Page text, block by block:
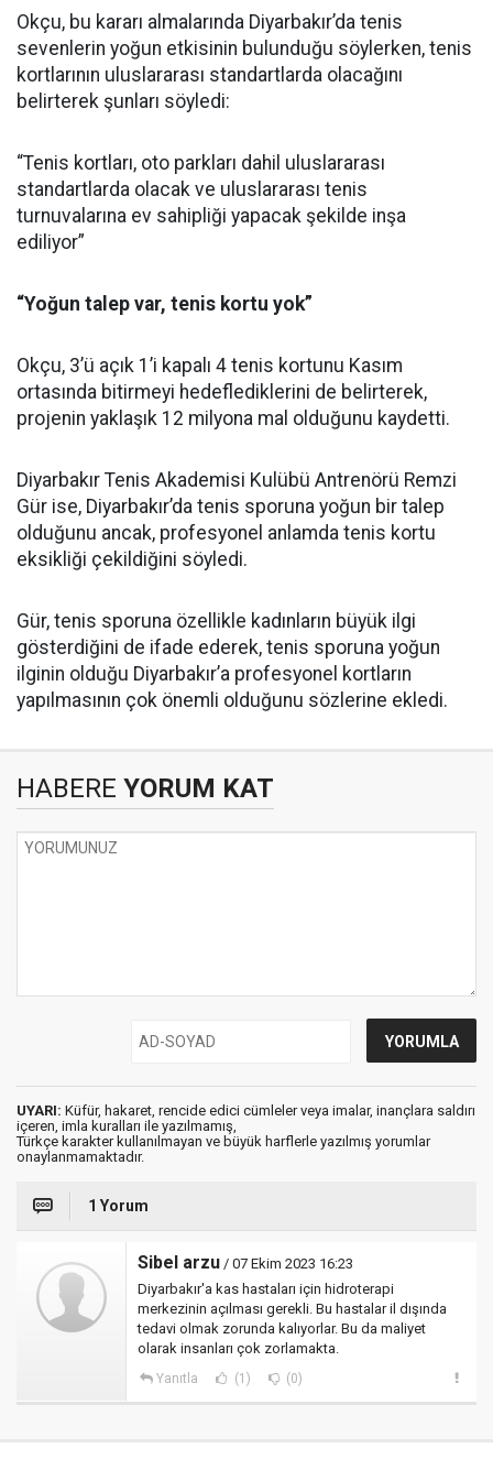
Okçu, bu kararı almalarında Diyarbakır’da tenis
sevenlerin yoğun etkisinin bulunduğu söylerken, tenis
kortlarının uluslararası standartlarda olacağını
belirterek şunları söyledi:
“Tenis kortları, oto parkları dahil uluslararası
standartlarda olacak ve uluslararası tenis
turnuvalarına ev sahipliği yapacak şekilde inşa
ediliyor”
“Yoğun talep var, tenis kortu yok”
Okçu, 3’ü açık 1’i kapalı 4 tenis kortunu Kasım
ortasında bitirmeyi hedeflediklerini de belirterek,
projenin yaklaşık 12 milyona mal olduğunu kaydetti.
Diyarbakır Tenis Akademisi Kulübü Antrenörü Remzi
Gür ise, Diyarbakır’da tenis sporuna yoğun bir talep
olduğunu ancak, profesyonel anlamda tenis kortu
eksikliği çekildiğini söyledi.
Gür, tenis sporuna özellikle kadınların büyük ilgi
gösterdiğini de ifade ederek, tenis sporuna yoğun
ilginin olduğu Diyarbakır’a profesyonel kortların
yapılmasının çok önemli olduğunu sözlerine ekledi.
HABERE YORUM KAT
UYARI: Küfür, hakaret, rencide edici cümleler veya imalar, inançlara saldırı
içeren, imla kuralları ile yazılmamış,
Türkçe karakter kullanılmayan ve büyük harflerle yazılmış yorumlar
onaylanmamaktadır.
1 Yorum
Sibel arzu / 07 Ekim 2023 16:23
Diyarbakır'a kas hastaları için hidroterapi
merkezinin açılması gerekli. Bu hastalar il dışında
tedavi olmak zorunda kalıyorlar. Bu da maliyet
olarak insanları çok zorlamakta.
Yanıtla (1) (0)